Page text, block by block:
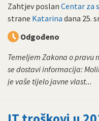
Zahtjev poslan Centar za
strane Katarina dana 25.
Odgođeno
Temeljem Zakona o
se dostavi informacija:
je vaše tijelo javne vlast...